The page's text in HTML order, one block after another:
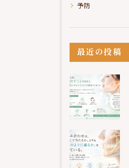
予防
最近の投稿